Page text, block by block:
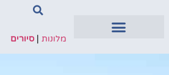
מלונות |סיורים